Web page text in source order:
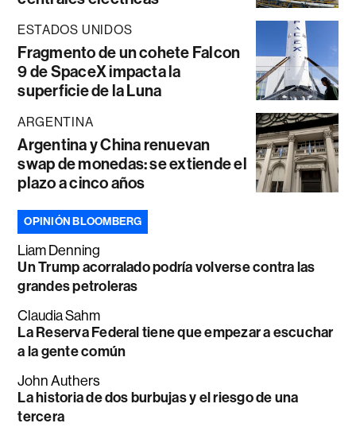
ESTADOS UNIDOS
Fragmento de un cohete Falcon
9 de SpaceX impacta la
superficie de la Luna
ARGENTINA
Argentina y China renuevan
swap de monedas: se extiende el
plazo a cinco años
OPINIÓN BLOOMBERG
Liam Denning
Un Trump acorralado podría volverse contra las
grandes petroleras
Claudia Sahm
La Reserva Federal tiene que empezar a escuchar
a la gente común
John Authers
La historia de dos burbujas y el riesgo de una
tercera